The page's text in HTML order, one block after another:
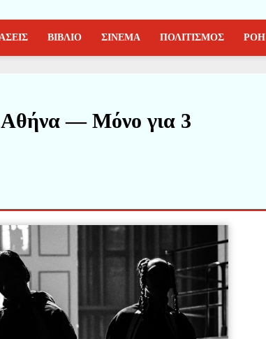
ΒΙΒΛΙΟ ΣΙΝΕΜΑ ΠΟΛΙΤΙΣΜΟΣ ΡΟΗ
Αθήνα — Μόνο για 3